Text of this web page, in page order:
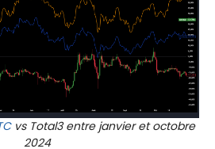
vs Total3 entre janvier et octobre
2024